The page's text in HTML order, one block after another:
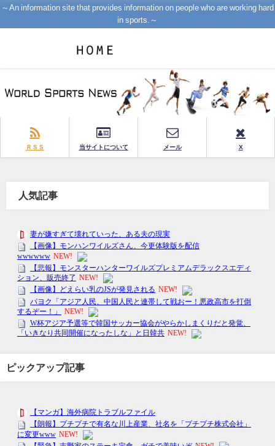
～An information site that provides information on people who are working hard
in sports.～
ＲＳＳ 当サイトについて メール X
人気記事
ピックアップ記事